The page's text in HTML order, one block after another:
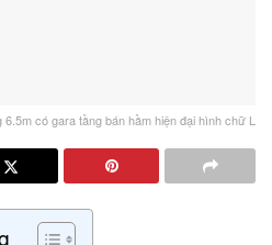
6.5m có gara tầng bán hầm hiện đại hình chữ L